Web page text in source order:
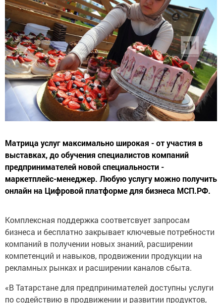
Матрица услуг максимально широкая - от участия в
выставках, до обучения специалистов компаний
предпринимателей новой специальности -
маркетплейс-менеджер. Любую услугу можно получить
онлайн на Цифровой платформе для бизнеса МСП.РФ.
Комплексная поддержка соответсвует запросам
бизнеса и бесплатно закрывает ключевые потребности
компаний в получении новых знаний, расширении
компетенций и навыков, продвижении продукции на
рекламных рынках и расширении каналов сбыта.
«В Татарстане для предпринимателей доступны услуги
по содействию в продвижении и развитии продуктов,